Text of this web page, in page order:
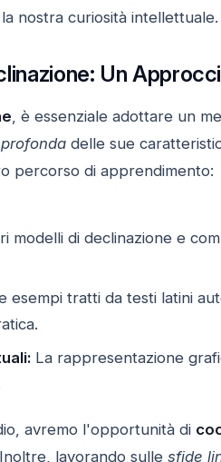
nostra curiosità intellettuale.
Un
, è essenziale adottare un
delle sue
percorso di apprendimento:
modelli di declinazione e
esempi tratti da testi latini
La rappresentazione
avremo l'opportunità di
lavorando sulle sfide